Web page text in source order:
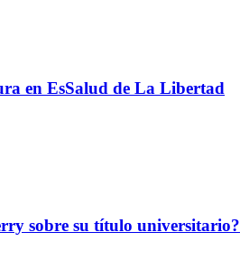
en EsSalud de La Libertad
sobre su título universitario?